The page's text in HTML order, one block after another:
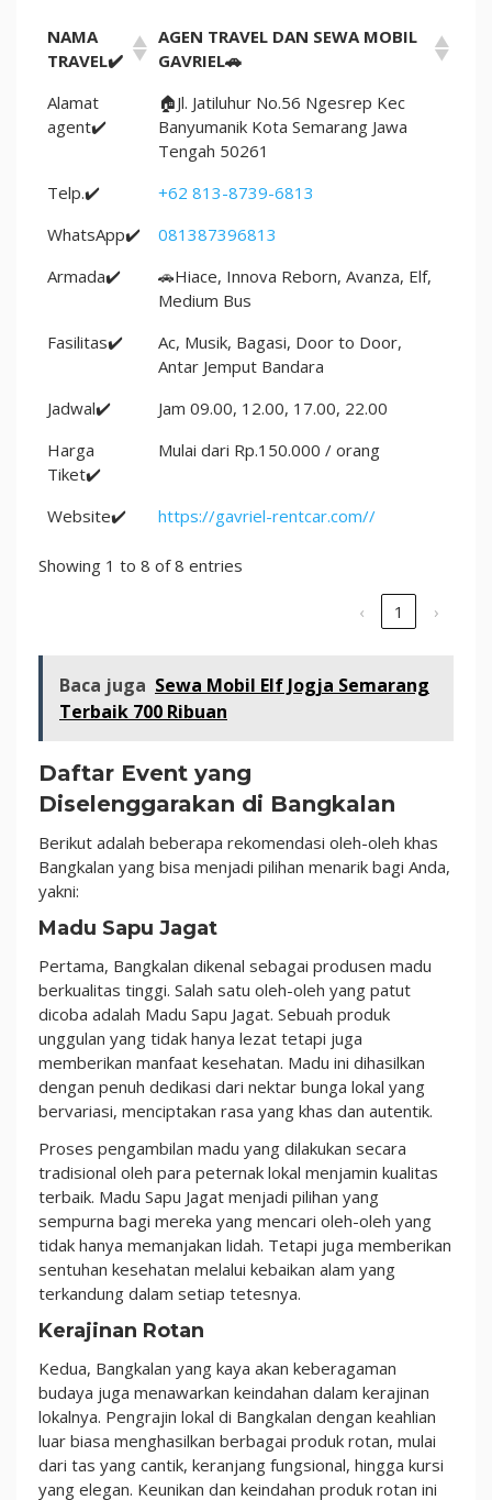
NAMA
TRAVEL✔️
AGEN TRAVEL DAN SEWA MOBIL
GAVRIEL🚗
Alamat
agent✔️
🏠Jl. Jatiluhur No.56 Ngesrep Kec
Banyumanik Kota Semarang Jawa
Tengah 50261
Telp.✔️
+62 813-8739-6813
WhatsApp✔️
081387396813
Armada✔️
🚗Hiace, Innova Reborn, Avanza, Elf,
Medium Bus
Fasilitas✔️
Ac, Musik, Bagasi, Door to Door,
Antar Jemput Bandara
Jadwal✔️
Jam 09.00, 12.00, 17.00, 22.00
Harga
Tiket✔️
Mulai dari Rp.150.000 / orang
Website✔️ https://gavriel-rentcar.com//
Showing 1 to 8 of 8 entries
‹ 1 ›
Baca juga Sewa Mobil Elf Jogja Semarang
Terbaik 700 Ribuan
Daftar Event yang
Diselenggarakan di Bangkalan
Berikut adalah beberapa rekomendasi oleh-oleh khas
Bangkalan yang bisa menjadi pilihan menarik bagi Anda,
yakni:
Madu Sapu Jagat
Pertama, Bangkalan dikenal sebagai produsen madu
berkualitas tinggi. Salah satu oleh-oleh yang patut
dicoba adalah Madu Sapu Jagat. Sebuah produk
unggulan yang tidak hanya lezat tetapi juga
memberikan manfaat kesehatan. Madu ini dihasilkan
dengan penuh dedikasi dari nektar bunga lokal yang
bervariasi, menciptakan rasa yang khas dan autentik.
Proses pengambilan madu yang dilakukan secara
tradisional oleh para peternak lokal menjamin kualitas
terbaik. Madu Sapu Jagat menjadi pilihan yang
sempurna bagi mereka yang mencari oleh-oleh yang
tidak hanya memanjakan lidah. Tetapi juga memberikan
sentuhan kesehatan melalui kebaikan alam yang
terkandung dalam setiap tetesnya.
Kerajinan Rotan
Kedua, Bangkalan yang kaya akan keberagaman
budaya juga menawarkan keindahan dalam kerajinan
lokalnya. Pengrajin lokal di Bangkalan dengan keahlian
luar biasa menghasilkan berbagai produk rotan, mulai
dari tas yang cantik, keranjang fungsional, hingga kursi
yang elegan. Keunikan dan keindahan produk rotan ini